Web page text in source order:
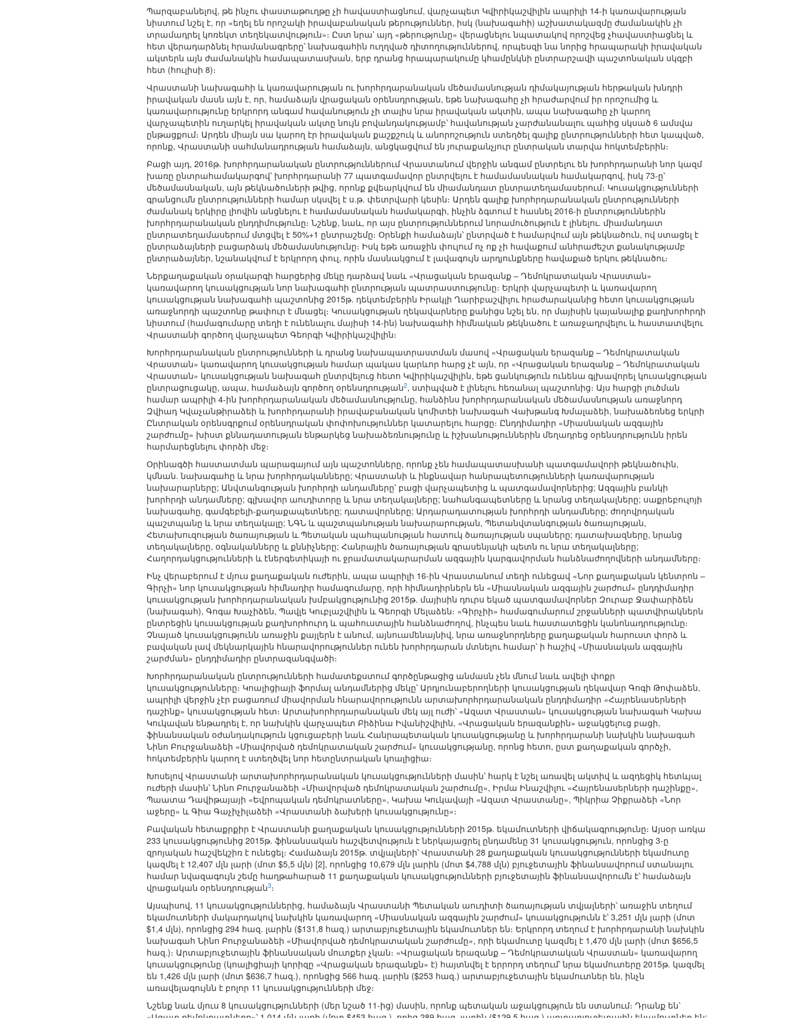
Պարզաբանելով, թե ինչու փաստաթուղթը չի հավաստիացնում, վարչապետ Կվիրիկաշվիլին ապրիլի 14-ի կառավարության
նիստում նշել է, որ «եղել են որոշակի իրավաբանական թերություններ, իսկ (նախագահի) աշխատակազմը ժամանակին չի
տրամադրել կոռեկտ տեղեկատվություն»։ Ըստ նրա՝ այդ «թերությունը» վերացնելու նպատակով որոշվեց չհավաստիացնել և
հետ վերադարձնել հրամանագրերը՝ նախագահին ուղղված դիտողություններով, որպեսզի նա նորից հրապարակի իրավական
ակտերն այն ժամանակին համապատասխան, երբ դրանց հրապարակումը կհամընկնի ընտրարշավի պաշտոնական սկզբի
հետ (հուլիսի 8)։
Վրաստանի նախագահի և կառավարության ու խորհրդարանական մեծամասնության դիմակայության հերթական խնդրի
իրավական մասն այն է, որ, համաձայն վրացական օրենսդրության, եթե նախագահը չի հրաժարվում իր որոշումից և
կառավարությունը երկրորդ անգամ հավանություն չի տալիս նրա իրավական ակտին, ապա նախագահը չի կարող
վարչապետին ուղարկել իրավական ակտը նույն բովանդակությամբ՝ հավանության չարժանանալու պահից սկսած 6 ամսվա
ընթացքում։ Արդեն միայն սա կարող էր իրավական քաշքշուկ և անորոշություն ստեղծել գալիք ընտրությունների հետ կապված,
որոնք, Վրաստանի սահմանադրության համաձայն, անցկացվում են յուրաքանչյուր ընտրական տարվա հոկտեմբերին։
Բացի այդ, 2016թ. խորհրդարանական ընտրություններում Վրաստանում վերջին անգամ ընտրելու են խորհրդարանի նոր կազմ
խառը ընտրահամակարգով՝ խորհրդարանի 77 պատգամավոր ընտրվելու է համամասնական համակարգով, իսկ 73-ը՝
մեծամասնական, այն թեկնածուների թվից, որոնք քվեարկվում են միամանդատ ընտրատեղամասերում։ Կուսակցությունների
գրանցումն ընտրությունների համար սկսվել է ս.թ. փետրվարի կեսին։ Արդեն գալիք խորհրդարանական ընտրությունների
ժամանակ երկիրը լիովին անցնելու է համամասնական համակարգի, ինչին ձգտում է հասնել 2016-ի ընտրություններին
խորհրդարանական ընդդիմությունը։ Նշենք, նաև, որ այս ընտրություններում նորամուծություն է լինելու. միամանդատ
ընտրատեղամասերում մտցվել է 50%+1 ընտրաշեմը։ Օրենքի համաձայն՝ ընտրված է համարվում այն թեկնածուն, ով ստացել է
ընտրաձայների բացարձակ մեծամասնությունը։ Իսկ եթե առաջին փուլում ոչ ոք չի հավաքում անհրաժեշտ քանակությամբ
ընտրաձայներ, նշանակվում է երկրորդ փուլ, որին մասնակցում է լավագույն արդյունքները հավաքած երկու թեկնածու։
Ներքաղաքական օրակարգի հարցերից մեկը դարձավ նաև «Վրացական երազանք – Դեմոկրատական Վրաստան»
կառավարող կուսակցության նոր նախագահի ընտրության պատրաստությունը։ Երկրի վարչապետի և կառավարող
կուսակցության նախագահի պաշտոնից 2015թ. դեկտեմբերին Իրակլի Ղարիբաշվիլու հրաժարականից հետո կուսակցության
առաջնորդի պաշտոնը թափուր է մնացել։ Կուսակցության ղեկավարները քանիցս նշել են, որ մայիսին կայանալիք քաղխորհրդի
նիստում (համագումարը տեղի է ունենալու մայիսի 14-ին) նախագահի հիմնական թեկնածու է առաջադրվելու և հաստատվելու
Վրաստանի գործող վարչապետ Գեորգի Կվիրիկաշվիլին։
Խորհրդարանական ընտրությունների և դրանց նախապատրաստման մասով «Վրացական երազանք – Դեմոկրատական
Վրաստան» կառավարող կուսակցության համար պակաս կարևոր հարց չէ այն, որ «Վրացական երազանք – Դեմոկրատական
Վրաստան» կուսակցության նախագահ ընտրվելուց հետո Կվիրիկաշվիլին, եթե ցանկություն ունենա գլխավորել կուսակցության
ընտրացուցակը, ապա, համաձայն գործող օրենսդրության2, ստիպված է լինելու հեռանալ պաշտոնից։ Այս հարցի լուծման
համար ապրիլի 4-ին խորհրդարանական մեծամասնությունը, հանձինս խորհրդարանական մեծամասնության առաջնորդ
Զվիադ Կվաչանթիրաձեի և խորհրդարանի իրավաբանական կոմիտեի նախագահ Վախթանգ Խմալաձեի, նախաձեռնեց երկրի
Ընտրական օրենսգրքում օրենսդրական փոփոխություններ կատարելու հարցը։ Ընդդիմադիր «Միասնական ազգային
շարժումը» խիստ քննադատության ենթարկեց նախաձեռնությունը և իշխանություններին մեղադրեց օրենսդրությունն իրեն
հարմարեցնելու փորձի մեջ։
Օրինագծի հաստատման պարագայում այն պաշտոնները, որոնք չեն համապատասխանի պատգամավորի թեկնածուին,
կմնան. նախագահը և նրա խորհրդականները; Վրաստանի և ինքնավար հանրապետությունների կառավարության
նախարարները; Անվտանգության խորհրդի անդամները՝ բացի վարչապետից և պատգամավորներից; Ազգային բանկի
խորհրդի անդամները; գլխավոր աուդիտորը և նրա տեղակալները; նահանգապետները և նրանց տեղակալները; սաքրեբուլոյի
նախագահը, գամգեբելի-քաղաքապետները; դատավորները; Արդարադատության խորհրդի անդամները; ժողովրդական
պաշտպանը և նրա տեղակալը; ՆԳՆ և պաշտպանության նախարարության, Պետանվտանգության ծառայության,
Հետախուզության ծառայության և Պետական պահպանության հատուկ ծառայության սպաները; դատախազները, նրանց
տեղակալները, օգնականները և քննիչները; Հանրային ծառայության գրասենյակի պետն ու նրա տեղակալները;
Հաղորդակցությունների և էներգետիկայի ու ջրամատակարարման ազգային կարգավորման հանձնաժողովների անդամները։
Ինչ վերաբերում է մյուս քաղաքական ուժերին, ապա ապրիլի 16-ին Վրաստանում տեղի ունեցավ «Նոր քաղաքական կենտրոն –
Գիրչի» նոր կուսակցության հիմնադիր համագումարը, որի հիմնադիրներն են «Միասնական ազգային շարժում» ընդդիմադիր
կուսակցության խորհրդարանական խմբակցությունից 2015թ. մայիսին դուրս եկած պատգամավորներ Զուրաբ Ջափարիձեն
(նախագահ), Գոգա Խաչիձեն, Պավլե Կուբլաշվիլին և Գեորգի Մելաձեն։ «Գիրչիի» համագումարում շրջանների պատվիրակներն
ընտրեցին կուսակցության քաղխորհուրդ և պահուստային հանձնաժողով, ինչպես նաև հաստատեցին կանոնադրությունը։
Չնայած կուսակցությունն առաջին քայլերն է անում, այնուամենայնիվ, նրա առաջնորդները քաղաքական հարուստ փորձ և
բավական լավ մեկնարկային հնարավորություններ ունեն խորհրդարան մտնելու համար՝ ի հաշիվ «Միասնական ազգային
շարժման» ընդդիմադիր ընտրազանգվածի։
Խորհրդարանական ընտրությունների համատեքստում գործընթացից անմասն չեն մնում նաև ավելի փոքր
կուսակցությունները։ Կոալիցիայի ֆորմալ անդամներից մեկը՝ Արդյունաբերողների կուսակցության ղեկավար Գոգի Թոփաձեն,
ապրիլի վերջին չէր բացառում միավորման հնարավորությունն արտախորհրդարանական ընդդիմադիր «Հայրենասերների
դաշինք» կուսակցության հետ։ Արտախորհրդարանական մեկ այլ ուժի՝ «Ազատ Վրաստան» կուսակցության նախագահ Կախա
Կուկավան ենթադրել է, որ նախկին վարչապետ Բիձինա Իվանիշվիլին, «Վրացական երազանքին» աջակցելուց բացի,
ֆինանսական օժանդակություն կցուցաբերի նաև Հանրապետական կուսակցությանը և խորհրդարանի նախկին նախագահ
Նինո Բուրջանաձեի «Միավորված դեմոկրատական շարժում» կուսակցությանը, որոնց հետո, ըստ քաղաքական գործչի,
հոկտեմբերին կարող է ստեղծվել նոր հետընտրական կոալիցիա։
Խոսելով Վրաստանի արտախորհրդարանական կուսակցությունների մասին՝ հարկ է նշել առավել ակտիվ և ազդեցիկ հետևյալ
ուժերի մասին՝ Նինո Բուրջանաձեի «Միավորված դեմոկրատական շարժումը», Իրմա Ինաշվիլու «Հայրենասերների դաշինքը»,
Պաատա Դավիթայայի «Եվրոպական դեմոկրատները», Կախա Կուկավայի «Ազատ Վրաստանը», Պիկրիա Չիքրաձեի «Նոր
աջերը» և Գիա Գաչիչիլաձեի «Վրաստանի ձախերի կուսակցությունը»։
Բավական հետաքրքիր է Վրաստանի քաղաքական կուսակցությունների 2015թ. եկամուտների վիճակագրությունը։ Այսօր առկա
233 կուսակցությունից 2015թ. ֆինանսական հաշվետվություն է ներկայացրել ընդամենը 31 կուսակցություն, որոնցից 3-ը
զրոյական հաշվեկշիռ է ունեցել։ Համաձայն 2015թ. տվյալների՝ Վրաստանի 28 քաղաքական կուսակցությունների եկամուտը
կազմել է 12,407 մլն լարի (մոտ $5,5 մլն) [2], որոնցից 10,679 մլն լարին (մոտ $4,788 մլն) բյուջետային ֆինանսավորում ստանալու
համար նվազագույն շեմը հաղթահարած 11 քաղաքական կուսակցությունների բյուջետային ֆինանսավորումն է՝ համաձայն
վրացական օրենսդրության3։
Այսպիսով, 11 կուսակցություններից, համաձայն Վրաստանի Պետական աուդիտի ծառայության տվյալների՝ առաջին տեղում
եկամուտների մակարդակով նախկին կառավարող «Միասնական ազգային շարժում» կուսակցությունն է՝ 3,251 մլն լարի (մոտ
$1,4 մլն), որոնցից 294 հազ. լարին ($131,8 հազ.) արտաբյուջետային եկամուտներ են։ Երկրորդ տեղում է խորհրդարանի նախկին
նախագահ Նինո Բուրջանաձեի «Միավորված դեմոկրատական շարժումը», որի եկամուտը կազմել է 1,470 մլն լարի (մոտ $656,5
հազ.)։ Արտաբյուջետային ֆինանսական մուտքեր չկան։ «Վրացական երազանք – Դեմոկրատական Վրաստան» կառավարող
կուսակցությունը (կոալիցիայի կորիզը «Վրացական երազանքն» է) հայտնվել է երրորդ տեղում՝ նրա եկամուտերը 2015թ. կազմել
են 1,426 մլն լարի (մոտ $636,7 հազ.), որոնցից 566 հազ. լարին ($253 հազ.) արտաբյուջետային եկամուտներ են, ինչն
առավելագույնն է բոլոր 11 կուսակցությունների մեջ։
Նշենք նաև մյուս 8 կուսակցությունների (մեր նշած 11-ից) մասին, որոնք պետական աջակցություն են ստանում։ Դրանք են՝